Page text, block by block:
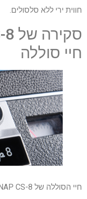
חווית ירי ללא סלסולים.
חיי סוללה